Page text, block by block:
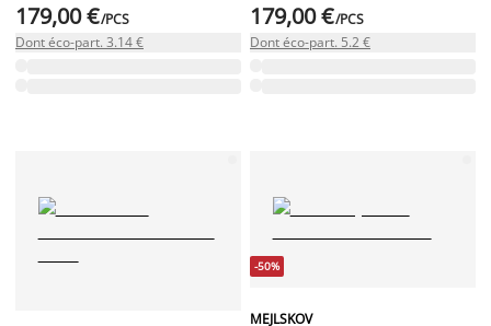
179,00 €/PCS
Dont éco-part. 3.14 €
179,00 €/PCS
Dont éco-part. 5.2 €
-50%
MEJLSKOV